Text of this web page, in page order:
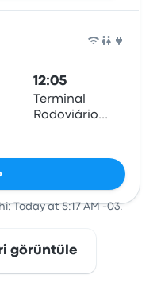
12:05
Terminal
Rodoviário
Today at 5:17 AM -03.
görüntüle